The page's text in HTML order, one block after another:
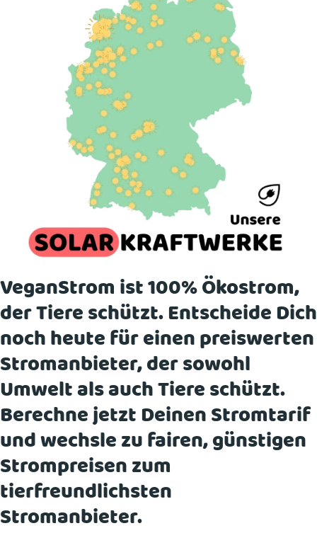
VeganStrom ist 100% Ökostrom,
der Tiere schützt. Entscheide Dich
noch heute für einen preiswerten
Stromanbieter, der sowohl
Umwelt als auch Tiere schützt.
Berechne jetzt Deinen Stromtarif
und wechsle zu fairen, günstigen
Strompreisen zum
tierfreundlichsten
Stromanbieter.